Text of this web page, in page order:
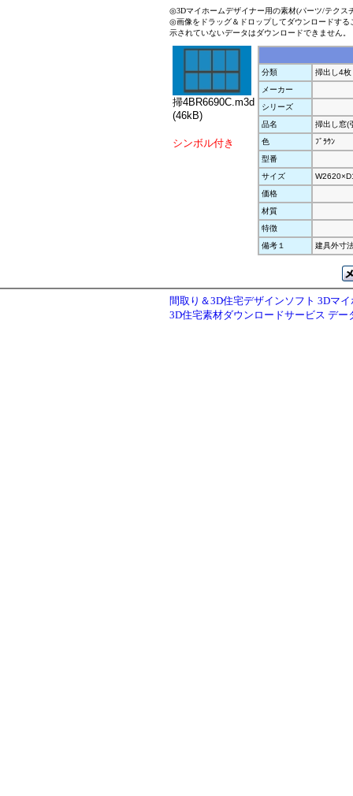
◎3Dマイホームデザイナー用の素材(パーツ/テクス
◎画像をドラッグ＆ドロップしてダウンロードす
示されていないデータはダウンロードできません。
掃4BR6690C.m3d
(46kB)
シンボル付き
分類
掃出し4枚
メーカー
シリーズ
品名
掃出し窓(
色
ﾌﾞﾗｳﾝ
型番
サイズ
価格
材質
特徴
備考１
建具外寸
間取り＆3D住宅デザインソフト 3Dマ
3D住宅素材ダウンロードサービス デー